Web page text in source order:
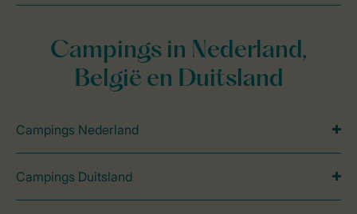
Campings in Nederland,
België en Duitsland
Campings Nederland
Campings Duitsland